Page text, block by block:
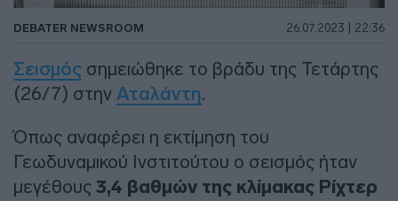
DEBATER NEWSROOM 26.07.2023 | 22:36
Σεισμός σημειώθηκε το βράδυ της Τετάρτης
(26/7) στην Αταλάντη.
Όπως αναφέρει η εκτίμηση του
Γεωδυναμικού Ινστιτούτου ο σεισμός ήταν
μεγέθους 3,4 βαθμών της κλίμακας Ρίχτερ